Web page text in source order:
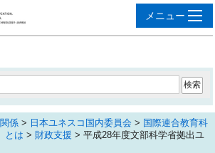
係 > 日本ユネスコ国内委員会 > 国際連合教育科
とは > 財政支援 > 平成28年度文部科学省拠出ユ